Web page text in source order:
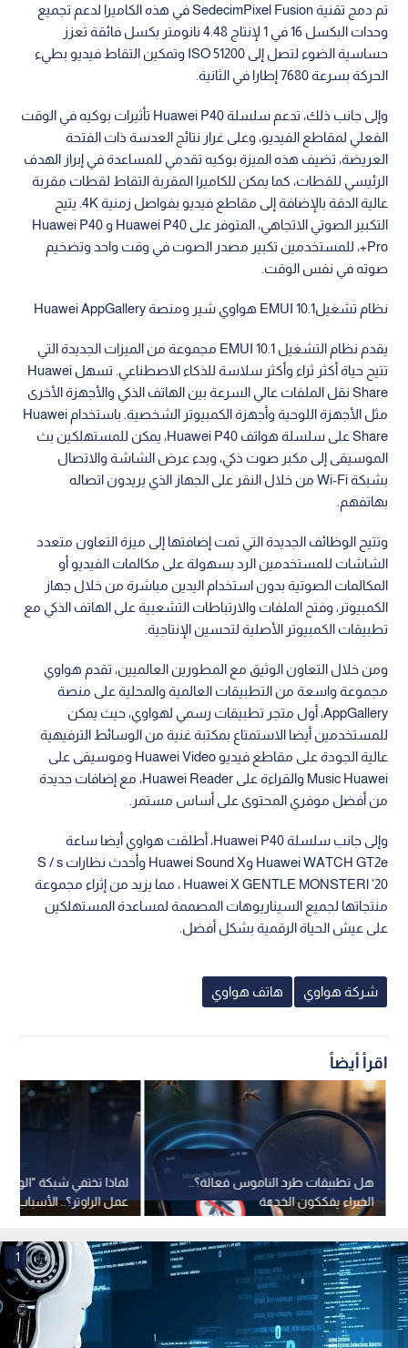
تم دمج تقنية SedecimPixel Fusion في هذه الكاميرا لدعم تجميع
وحدات البكسل 16 في 1 لإنتاج 4.48 نانومتر بكسل فائقة تعزز
حساسية الضوء لتصل إلى ISO 51200 وتمكين التقاط فيديو بطيء
الحركة بسرعة 7680 إطارا في الثانية.
وإلى جانب ذلك، تدعم سلسلة Huawei P40 تأثيرات بوكيه في الوقت
الفعلي لمقاطع الفيديو، وعلى غرار نتائج العدسة ذات الفتحة
العريضة، تضيف هذه الميزة بوكيه تقدمي للمساعدة في إبراز الهدف
الرئيسي للقطات، كما يمكن للكاميرا المقربة التقاط لقطات مقربة
عالية الدقة بالإضافة إلى مقاطع فيديو بفواصل زمنية 4K. يتيح
التكبير الصوتي الاتجاهي، المتوفر على Huawei P40 و Huawei P40
Pro+، للمستخدمين تكبير مصدر الصوت في وقت واحد وتضخيم
صوته في نفس الوقت.
نظام تشغيلEMUI 10.1 هواوي شير ومنصة Huawei AppGallery
يقدم نظام التشغيل EMUI 10.1 مجموعة من الميزات الجديدة التي
تتيح حياة أكثر ثراء وأكثر سلاسة للذكاء الاصطناعي. تسهل Huawei
Share نقل الملفات عالي السرعة بين الهاتف الذكي والأجهزة الأخرى
مثل الأجهزة اللوحية وأجهزة الكمبيوتر الشخصية. باستخدام Huawei
Share على سلسلة هواتف Huawei P40، يمكن للمستهلكين بث
الموسيقى إلى مكبر صوت ذكي، وبدء عرض الشاشة والاتصال
بشبكة Wi-Fi من خلال النقر على الجهاز الذي يريدون اتصاله
بهاتفهم.
وتتيح الوظائف الجديدة التي تمت إضافتها إلى ميزة التعاون متعدد
الشاشات للمستخدمين الرد بسهولة على مكالمات الفيديو أو
المكالمات الصوتية بدون استخدام اليدين مباشرة من خلال جهاز
الكمبيوتر، وفتح الملفات والارتباطات التشعبية على الهاتف الذكي مع
تطبيقات الكمبيوتر الأصلية لتحسين الإنتاجية.
ومن خلال التعاون الوثيق مع المطورين العالميين، تقدم هواوي
مجموعة واسعة من التطبيقات العالمية والمحلية على منصة
AppGallery، أول متجر تطبيقات رسمي لهواوي، حيث يمكن
للمستخدمين أيضا الاستمتاع بمكتبة غنية من الوسائط الترفيهية
عالية الجودة على مقاطع فيديو Huawei Video وموسيقى على
Music Huawei والقراءة على Huawei Reader، مع إضافات جديدة
من أفضل موفري المحتوى على أساس مستمر.
وإلى جانب سلسلة Huawei P40، أطلقت هواوي أيضا ساعة
Huawei WATCH GT2e وHuawei Sound X وأحدث نظارات S / s
'20 اHuawei X GENTLE MONSTER ، مما يزيد من إثراء مجموعة
منتجاتها لجميع السيناريوهات المصممة لمساعدة المستهلكين
على عيش الحياة الرقمية بشكل أفضل.
شركة هواوي هاتف هواوي
اقرأ أيضاً
لماذا تختفي شبكة
عمل الراوتر؟.. الأسباب
هل تطبيقات طرد الناموس فعالة؟..
الخبراء يفككون الخدعة
1